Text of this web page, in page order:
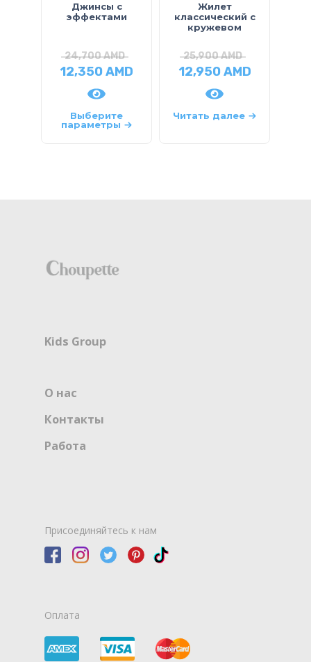
Джинсы с
эффектами
24,700AMD
12,350AMD
Выберите
параметры
Жилет
классический с
кружевом
25,900AMD
12,950AMD
Читать далее
Kids Group
О нас
Контакты
Работа
Присоединяйтесь к нам
Оплата